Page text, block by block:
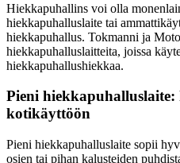
Hiekkapuhallins voi olla
hiekkapuhalluslaite tai
hiekkapuhallus. Tokmanni ja
hiekkapuhalluslaitteita, joissa
hiekkapuhallushiekkaa.
Pieni
kotikäyttöön
Pieni hiekkapuhalluslaite sopii
osien tai pihan kalusteiden